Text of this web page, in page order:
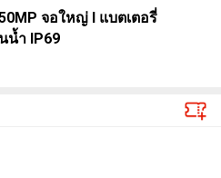
จอใหญ่ l แบตเตอรี่
น้ำ IP69